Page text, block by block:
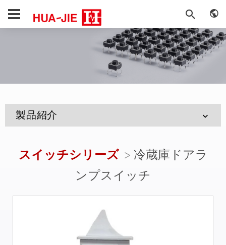
製品紹介
スイッチシリーズ
冷蔵庫ドアラ
ンプスイッチ